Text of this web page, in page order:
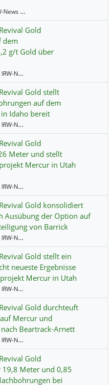
14. Mai 20:22 Uhr • Meldungen • IRW-News •Revival Gold
Gold
dem
g/t Gold über
04.03.2026 21:56 Uhr • Meldungen • IRW-News •
Gold stellt
auf dem
Idaho bereit
22.01.2026 17:41 Uhr • Meldungen • IRW-News •
Gold
Meter und stellt
Mercur in Utah
07.01.2026 23:17 Uhr • Meldungen • IRW-News •
Gold konsolidiert
Ausübung der Option auf
von Barrick
22.12.2025 19:48 Uhr • Meldungen • IRW-News •
Gold stellt ein
neueste Ergebnisse
Mercur in Utah
09.12.2025 18:36 Uhr • Meldungen • IRW-News •
Gold durchteuft
Mercur und
Beartrack-Arnett
29.10.2025 17:35 Uhr • Meldungen • IRW-News •
Gold
Meter und 0,85
bei